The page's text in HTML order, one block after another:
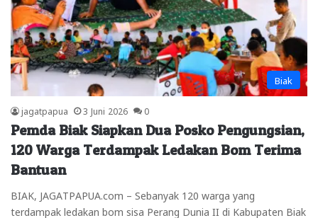
Biak
jagatpapua 3 Juni 2026 0
Pemda Biak Siapkan Dua Posko Pengungsian,
120 Warga Terdampak Ledakan Bom Terima
Bantuan
BIAK, JAGATPAPUA.com – Sebanyak 120 warga yang
terdampak ledakan bom sisa Perang Dunia II di Kabupaten Biak